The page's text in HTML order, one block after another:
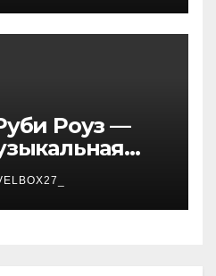
Роуз —
жизнь и